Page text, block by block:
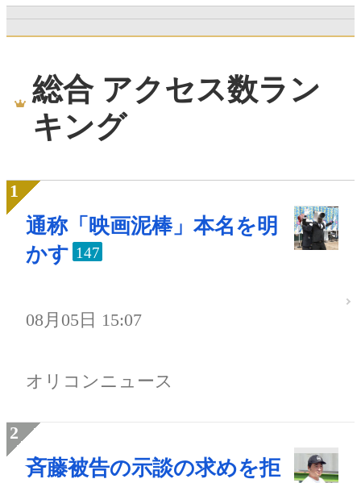
総合 アクセス数ラン
キング
通称「映画泥棒」本名を明
かす 147
08月05日 15:07
オリコンニュース
斉藤被告の示談の求めを拒